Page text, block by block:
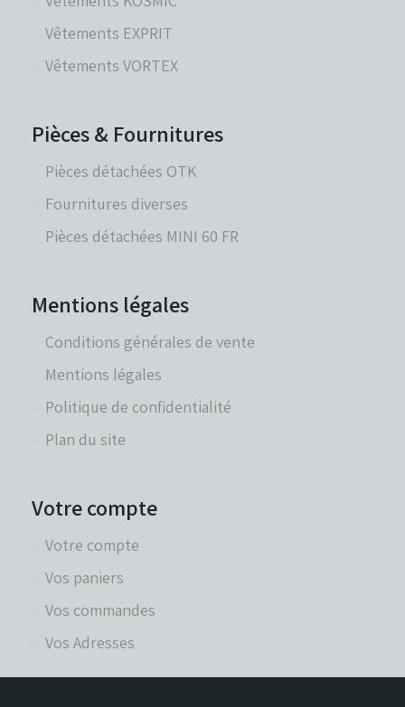
Vêtements EXPRIT
Vêtements VORTEX
Pièces & Fournitures
Pièces détachées OTK
Fournitures diverses
Pièces détachées MINI 60 FR
Mentions légales
Conditions générales de vente
Mentions légales
Politique de confidentialité
Plan du site
Votre compte
Votre compte
Vos paniers
Vos commandes
Vos Adresses